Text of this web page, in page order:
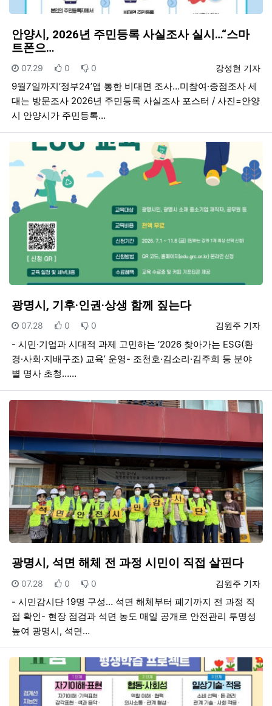
안양시, 2026년 주민등록 사실조사 실시…“스마
트폰으…
등록자
강성현 기자
등록일
07.29 추천
0 비추천
0
9월7일까지‘정부24’앱 통한 비대면 조사…미참여·중점조사 세
대는 방문조사 2026년 주민등록 사실조사 포스터 / 사진=안양
시 안양시가 주민등록…
광명시, 기후·인권·상생 함께 짚는다
등록자
김원주 기자
등록일
07.28 추천
0 비추천
0
- 시민·기업과 시대적 과제 고민하는 ‘2026 찾아가는 ESG(환
경·사회·지배구조) 교육’ 운영- 조천호·김소리·김주희 등 분야
별 명사 초청……
광명시, 석면 해체 전 과정 시민이 직접 살핀다
등록자
김원주 기자
등록일
07.28 추천
0 비추천
0
- 시민감시단 19명 구성… 석면 해체부터 폐기까지 전 과정 직
접 확인- 현장 점검과 석면 농도 매일 공개로 안전관리 투명성
높여 광명시, 석면…